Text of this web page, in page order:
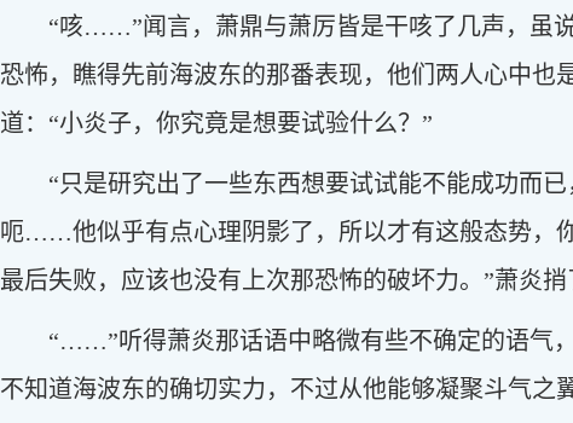
“咳……”闻言，萧鼎与萧厉皆是干咳了几声，虽
恐怖，瞧得先前海波东的那番表现，他们两人心中
道：“小炎子，你究竟是想要试验什么？”
“只是研究出了一些东西想要试试能不能成功而
呃……他似乎有点心理阴影了，所以才有这般态势，
最后失败，应该也没有上次那恐怖的破坏力。”萧炎捎
“……”听得萧炎那话语中略微有些不确定的语气
不知道海波东的确切实力，不过从他能够凝聚斗气